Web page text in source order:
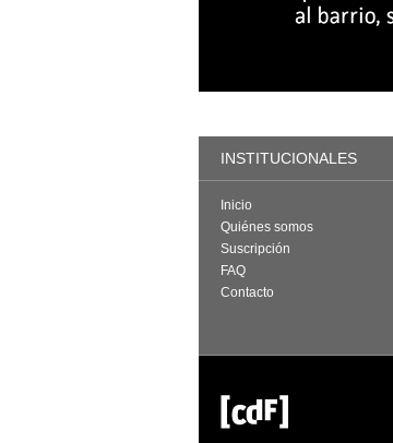
INSTITUCIONALES
Inicio
Quiénes somos
Suscripción
FAQ
Contacto